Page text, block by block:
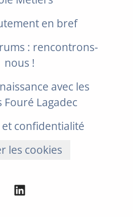
en bref
: rencontrons-
nous !
avec les
Fouré Lagadec
et confidentialité
les cookies